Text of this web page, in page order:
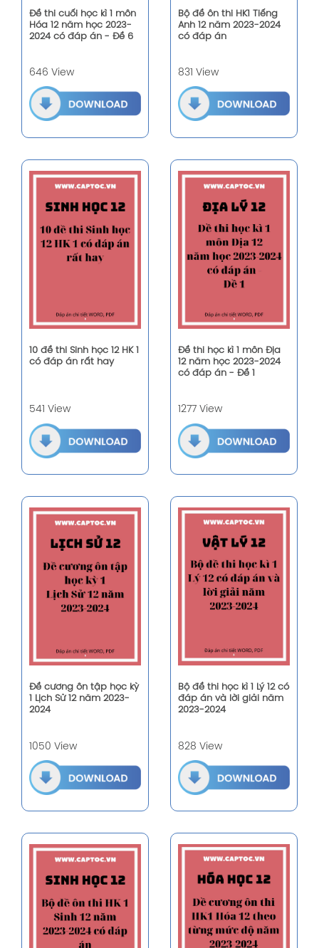
Đề thi cuối học kì 1 môn
Hóa 12 năm học 2023-
2024 có đáp án - Đề 6
646 View
Bộ đề ôn thi HK1 Tiếng
Anh 12 năm 2023-2024
có đáp án
831 View
10 đề thi Sinh học 12 HK 1
có đáp án rất hay
541 View
Đề thi học kì 1 môn Địa
12 năm học 2023-2024
có đáp án - Đề 1
1277 View
Đề cương ôn tập học kỳ
1 Lịch Sử 12 năm 2023-
2024
1050 View
Bộ đề thi học kì 1 Lý 12 có
đáp án và lời giải năm
2023-2024
828 View